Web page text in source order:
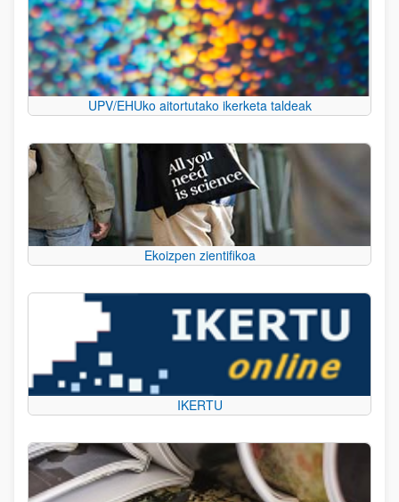
UPV/EHUko aitortutako ikerketa taldeak
Ekoizpen zientifikoa
IKERTU